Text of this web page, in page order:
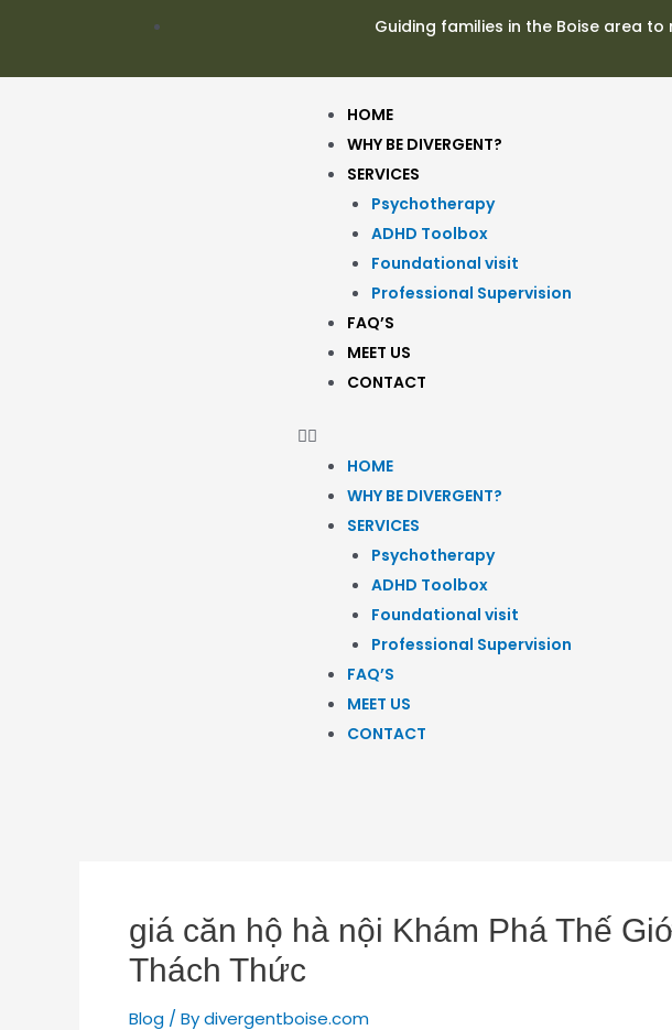
Guiding families in the Boise area
HOME
WHY BE DIVERGENT?
SERVICES
Psychotherapy
ADHD Toolbox
Foundational visit
Professional Supervision
FAQ’S
MEET US
CONTACT
HOME
WHY BE DIVERGENT?
SERVICES
Psychotherapy
ADHD Toolbox
Foundational visit
Professional Supervision
FAQ’S
MEET US
CONTACT
giá căn hộ hà nội Khám Phá Thế
Thách Thức
Blog / Bydivergentboise.com